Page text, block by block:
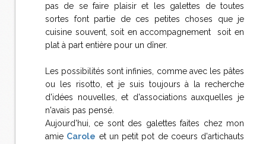
pas de se faire plaisir et les galettes de toutes
sortes font partie de ces petites choses que je
cuisine souvent, soit en accompagnement soit en
plat à part entière pour un dîner.
Les possibilités sont infinies, comme avec les pâtes
ou les risotto, et je suis toujours à la recherche
d'idées nouvelles, et d'associations auxquelles je
n'avais pas pensé.
Aujourd'hui, ce sont des galettes faites chez mon
amie Carole et un petit pot de coeurs d'artichauts